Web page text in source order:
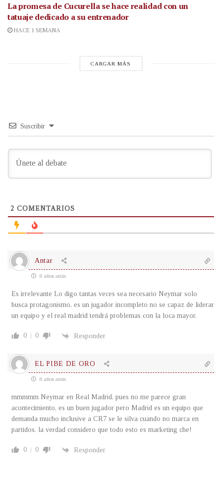
La promesa de Cucurella se hace realidad con un
tatuaje dedicado a su entrenador
HACE 1 SEMANA
CARGAR MÁS
Suscribir
2 COMENTARIOS
Antar
8 años atrás
Es irrelevante Lo digo tantas veces sea necesario Neymar solo
busca protagonismo, es un jugador incompleto no se capaz de liderar
un equipo y el real madrid tendrá problemas con la loca mayor.
0 0 Responder
EL PIBE DE ORO
8 años atrás
mmmmm Neymar en Real Madrid, pues no me parece gran
acontecimiento, es un buen jugador pero Madrid es un equipo que
demanda mucho inclusive a CR7 se le silva cuando no marca en
partidos. la verdad considero que todo esto es marketing che!
0 0 Responder